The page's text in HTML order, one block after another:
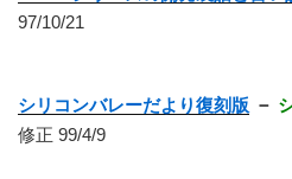
97/10/21
シリコンバレーだより復刻版 －
修正 99/4/9